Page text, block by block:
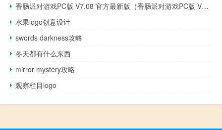
香肠派对游戏PC版 V7.08 官方最新版（香肠派对游戏PC版 V7.08 官方最新版功能简介）
水果logo创意设计
swords darkness攻略
冬天都有什么东西
mirror mystery攻略
观察栏目logo